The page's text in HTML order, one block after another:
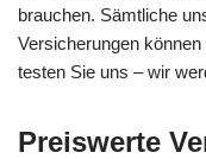
brauchen. Sämtliche
Versicherungen
testen Sie uns – wir
Preiswerte